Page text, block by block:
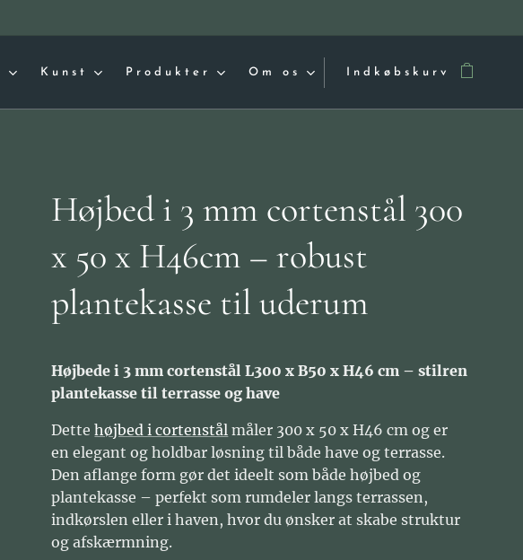
Kunst Produkter Om os Indkøbskurv
Højbed i 3 mm cortenstål 300
x 50 x H46cm – robust
plantekasse til uderum
Højbede i 3 mm cortenstål L300 x B50 x H46 cm – stilren
plantekasse til terrasse og have
Dettehøjbed i cortenstål måler 300 x 50 x H46 cm og er
en elegant og holdbar løsning til både have og terrasse.
Den aflange form gør det ideelt som både højbed og
plantekasse – perfekt som rumdeler langs terrassen,
indkørslen eller i haven, hvor du ønsker at skabe struktur
og afskærmning.